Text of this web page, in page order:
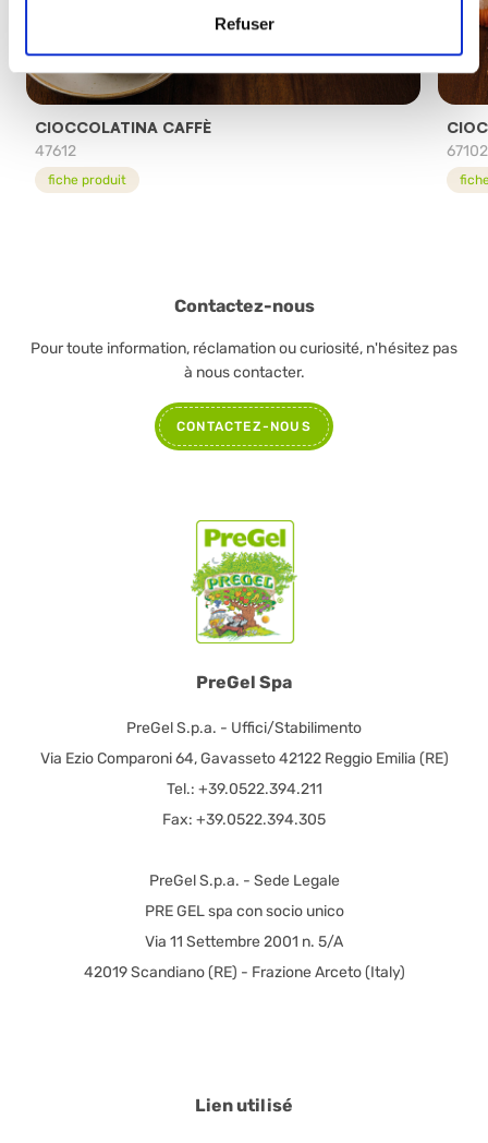
Refuser
CIOCCOLATINA CAFFÈ
47612
fiche produit
67102
PreGel Spa
PreGel S.p.a. - Uffici/Stabilimento
Via Ezio Comparoni 64, Gavasseto 42122 Reggio Emilia (RE)
Tel.: +39.0522.394.211
Fax: +39.0522.394.305
PreGel S.p.a. - Sede Legale
PRE GEL spa con socio unico
Via 11 Settembre 2001 n. 5/A
42019 Scandiano (RE) - Frazione Arceto (Italy)
Lien utilisé
Contactez-nous
Pour toute information, réclamation ou curiosité, n'hésitez pas
à nous contacter.
CONTACTEZ-NOUS